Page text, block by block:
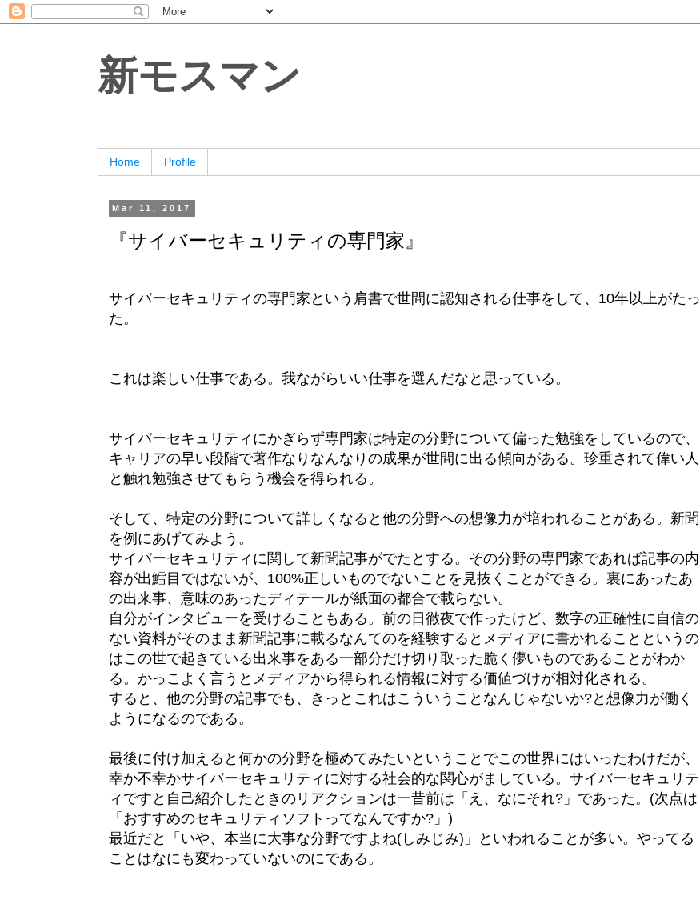
新モスマン
Home Profile
Mar 11, 2017
『サイバーセキュリティの専門家』
サイバーセキュリティの専門家という肩書で世間に認知される仕事をして、10年以上がたっ
た。
これは楽しい仕事である。我ながらいい仕事を選んだなと思っている。
サイバーセキュリティにかぎらず専門家は特定の分野について偏った勉強をしているので、
キャリアの早い段階で著作なりなんなりの成果が世間に出る傾向がある。珍重されて偉い人
と触れ勉強させてもらう機会を得られる。
そして、特定の分野について詳しくなると他の分野への想像力が培われることがある。新聞
を例にあげてみよう。
サイバーセキュリティに関して新聞記事がでたとする。その分野の専門家であれば記事の内
容が出鱈目ではないが、100%正しいものでないことを見抜くことができる。裏にあったあ
の出来事、意味のあったディテールが紙面の都合で載らない。
自分がインタビューを受けることもある。前の日徹夜で作ったけど、数字の正確性に自信の
ない資料がそのまま新聞記事に載るなんてのを経験するとメディアに書かれることというの
はこの世で起きている出来事をある一部分だけ切り取った脆く儚いものであることがわか
る。かっこよく言うとメディアから得られる情報に対する価値づけが相対化される。
すると、他の分野の記事でも、きっとこれはこういうことなんじゃないか?と想像力が働く
ようになるのである。
最後に付け加えると何かの分野を極めてみたいということでこの世界にはいったわけだが、
幸か不幸かサイバーセキュリティに対する社会的な関心がましている。サイバーセキュリテ
ィですと自己紹介したときのリアクションは一昔前は「え、なにそれ?」であった。(次点は
「おすすめのセキュリティソフトってなんですか?」)
最近だと「いや、本当に大事な分野ですよね(しみじみ)」といわれることが多い。やってる
ことはなにも変わっていないのにである。